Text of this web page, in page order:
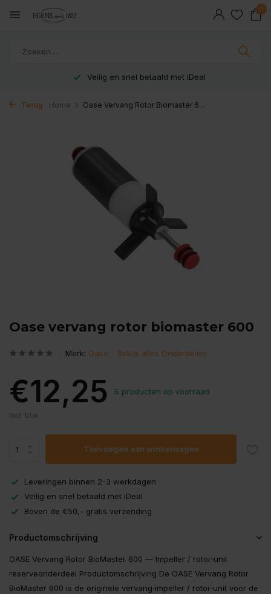
0
Veilig en snel betaald met iDeal
Terug Home Oase Vervang Rotor Biomaster 6...
Oase vervang rotor biomaster 600
Merk: Oase Bekijk alles Onderdelen
€12,25 6 producten op voorraad
Incl. btw
Toevoegen aan winkelwagen
Leveringen binnen 2-3 werkdagen
Veilig en snel betaald met iDeal
Boven de €50,- gratis verzending
Productomschrijving
OASE Vervang Rotor BioMaster 600 — Impeller / rotor‑unit
reserveonderdeel Productomschrijving De OASE Vervang Rotor
BioMaster 600 is de originele vervang‑impeller / rotor‑unit voor de